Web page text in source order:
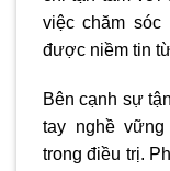
việc chăm sóc
được niềm tin
Bên cạnh sự
tay nghề
trong điều trị.